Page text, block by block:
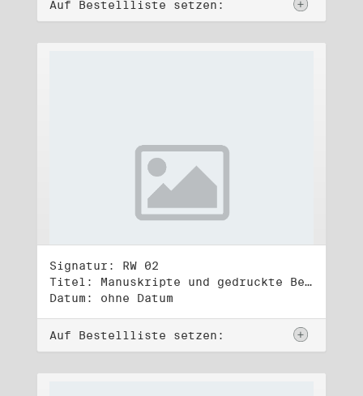
Auf Bestellliste setzen:
Signatur: RW 02
Titel: Manuskripte und gedruckte Belege (2)
Datum: ohne Datum
Auf Bestellliste setzen: